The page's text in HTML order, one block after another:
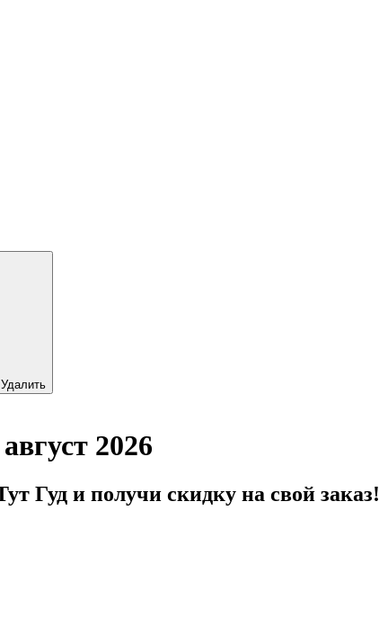
Удалить
2026
Гуд и получи скидку на свой заказ!